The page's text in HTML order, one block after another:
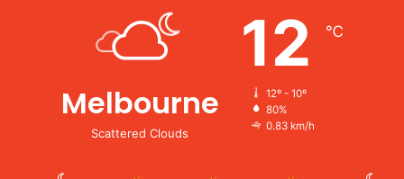
Melbourne
Scattered Clouds
12 ℃
12º - 10º
80%
0.83 km/h